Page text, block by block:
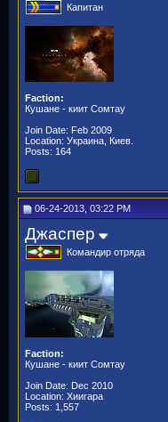
Капитан
Faction:
Кушане - киит Сомтау
Join Date: Feb 2009
Location: Украина, Киев.
Posts: 164
06-24-2013, 03:22 PM
Джаспер
Командир отряда
Faction:
Кушане - киит Сомтау
Join Date: Dec 2010
Location: Хиигара
Posts: 1,557